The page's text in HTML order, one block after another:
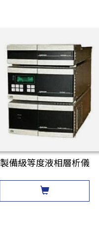
製備級等度液相層析儀